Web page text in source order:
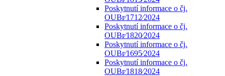
Poskytnutí informace o čj.
OUBr⁄1712⁄2024
Poskytnutí informace o čj.
OUBr⁄1820⁄2024
Poskytnutí informace o čj.
OUBr⁄1695⁄2024
Poskytnutí informace o čj.
OUBr⁄1818⁄2024